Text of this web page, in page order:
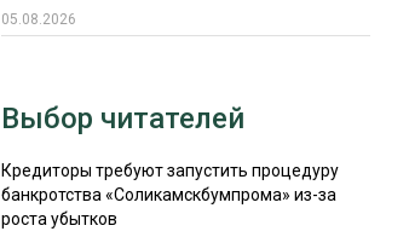
05.08.2026
Выбор читателей
Кредиторы требуют запустить процедуру
банкротства «Соликамскбумпрома» из-за
роста убытков